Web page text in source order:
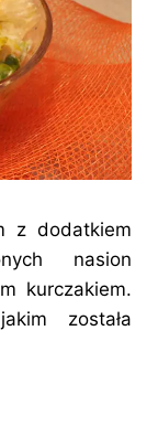
z dodatkiem
nasion
kurczakiem.
została